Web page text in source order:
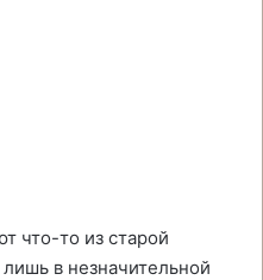
что-то из старой
в незначительной